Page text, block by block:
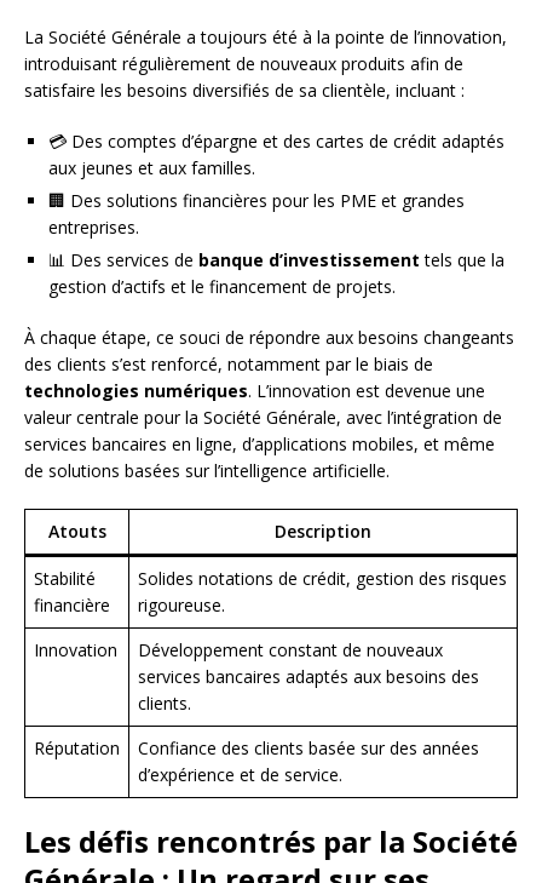
La Société Générale a toujours été à la pointe de l’innovation,
introduisant régulièrement de nouveaux produits afin de
satisfaire les besoins diversifiés de sa clientèle, incluant :
💳 Des comptes d’épargne et des cartes de crédit adaptés
aux jeunes et aux familles.
🏢 Des solutions financières pour les PME et grandes
entreprises.
📊 Des services de banque d’investissement tels que la
gestion d’actifs et le financement de projets.
À chaque étape, ce souci de répondre aux besoins changeants
des clients s’est renforcé, notamment par le biais de
technologies numériques. L’innovation est devenue une
valeur centrale pour la Société Générale, avec l’intégration de
services bancaires en ligne, d’applications mobiles, et même
de solutions basées sur l’intelligence artificielle.
Atouts Description
Stabilité
financière
Solides notations de crédit, gestion des risques
rigoureuse.
Innovation
Développement constant de nouveaux
services bancaires adaptés aux besoins des
clients.
Réputation
Confiance des clients basée sur des années
d’expérience et de service.
Les défis rencontrés par la Société